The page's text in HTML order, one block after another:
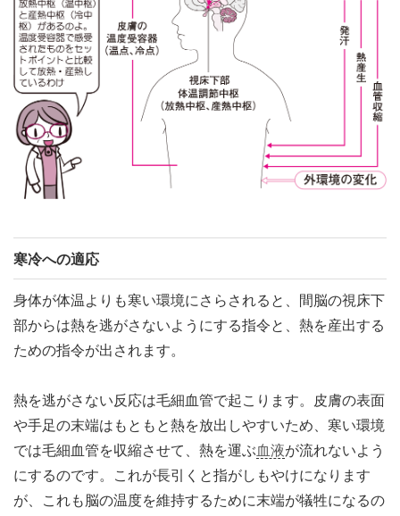
寒冷への適応
身体が体温よりも寒い環境にさらされると、間脳の視床下
部からは熱を逃がさないようにする指令と、熱を産出する
ための指令が出されます。
熱を逃がさない反応は毛細血管で起こります。皮膚の表面
や手足の末端はもともと熱を放出しやすいため、寒い環境
では毛細血管を収縮させて、熱を運ぶ血液が流れないよう
にするのです。これが長引くと指がしもやけになります
が、これも脳の温度を維持するために末端が犠牲になるの